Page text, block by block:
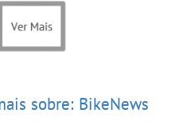
sobre: BikeNews